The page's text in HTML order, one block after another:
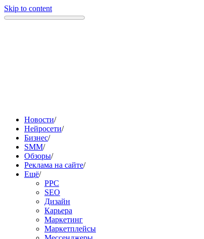
Skip to content
Новости/
Нейросети/
Бизнес/
SMM/
Обзоры/
Реклама на сайте/
Ещё/
PPC
SEO
Дизайн
Карьера
Маркетинг
Маркетплейсы